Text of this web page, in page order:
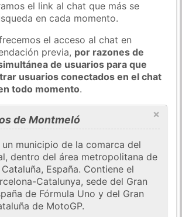
el link al chat que más se
en cada momento.
el acceso al chat en
previa, por razones de
de usuarios para que
usuarios conectados en el chat
todo momento.
×
de Montmeló
municipio de la comarca del
dentro del área metropolitana de
España. Contiene el
Catalunya, sede del Gran
de Fórmula Uno y del Gran
de MotoGP.